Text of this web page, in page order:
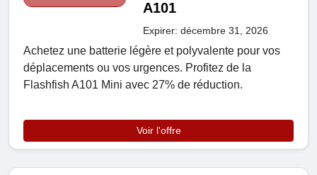
A101
Expirer: décembre 31, 2026
Achetez une batterie légère et polyvalente pour vos
déplacements ou vos urgences. Profitez de la
Flashfish A101 Mini avec 27% de réduction.
Voir l'offre